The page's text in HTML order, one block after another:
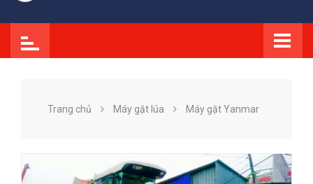
Trang chủ Máy gặt lúa Máy gặt Yanmar